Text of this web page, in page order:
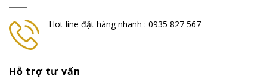
Hot line đặt hàng nhanh : 0935 827 567
Hỗ trợ tư vấn